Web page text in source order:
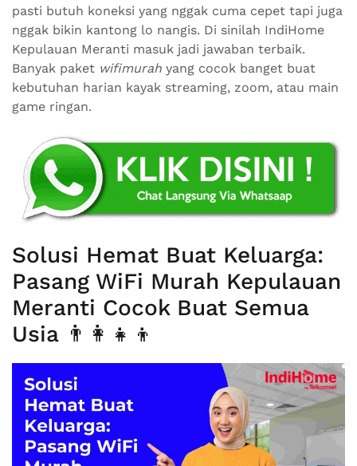
pasti butuh koneksi yang nggak cuma cepet tapi juga
nggak bikin kantong lo nangis. Di sinilah IndiHome
Kepulauan Meranti masuk jadi jawaban terbaik.
Banyak paket wifimurah yang cocok banget buat
kebutuhan harian kayak streaming, zoom, atau main
game ringan.
Solusi Hemat Buat Keluarga:
Pasang WiFi Murah Kepulauan
Meranti Cocok Buat Semua
Usia 👨‍👩‍👧‍👦